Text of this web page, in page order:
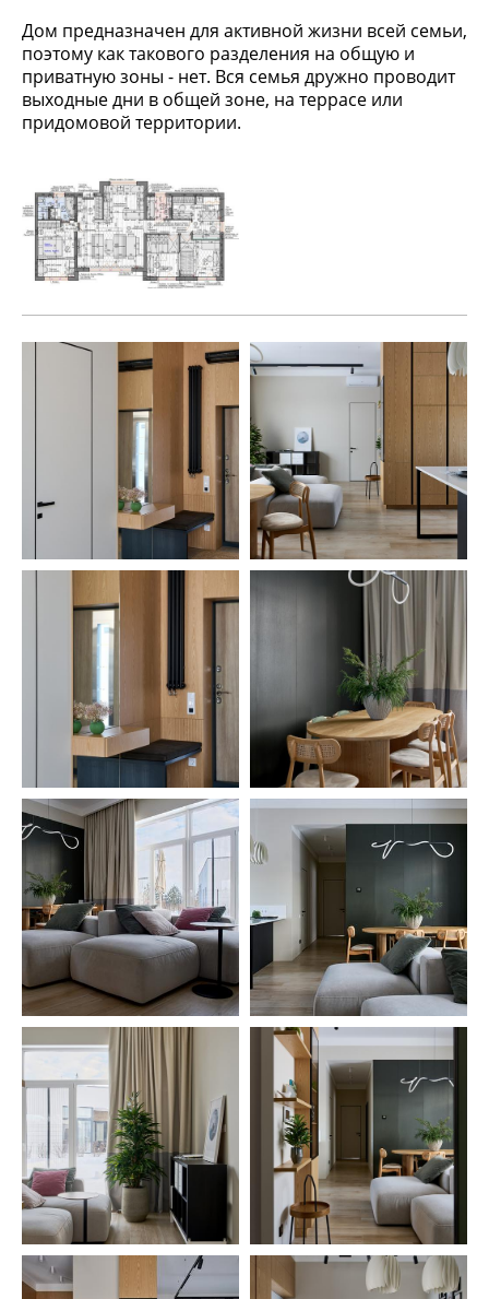
Дом предназначен для активной жизни всей семьи,
поэтому как такового разделения на общую и
приватную зоны - нет. Вся семья дружно проводит
выходные дни в общей зоне, на террасе или
придомовой территории.